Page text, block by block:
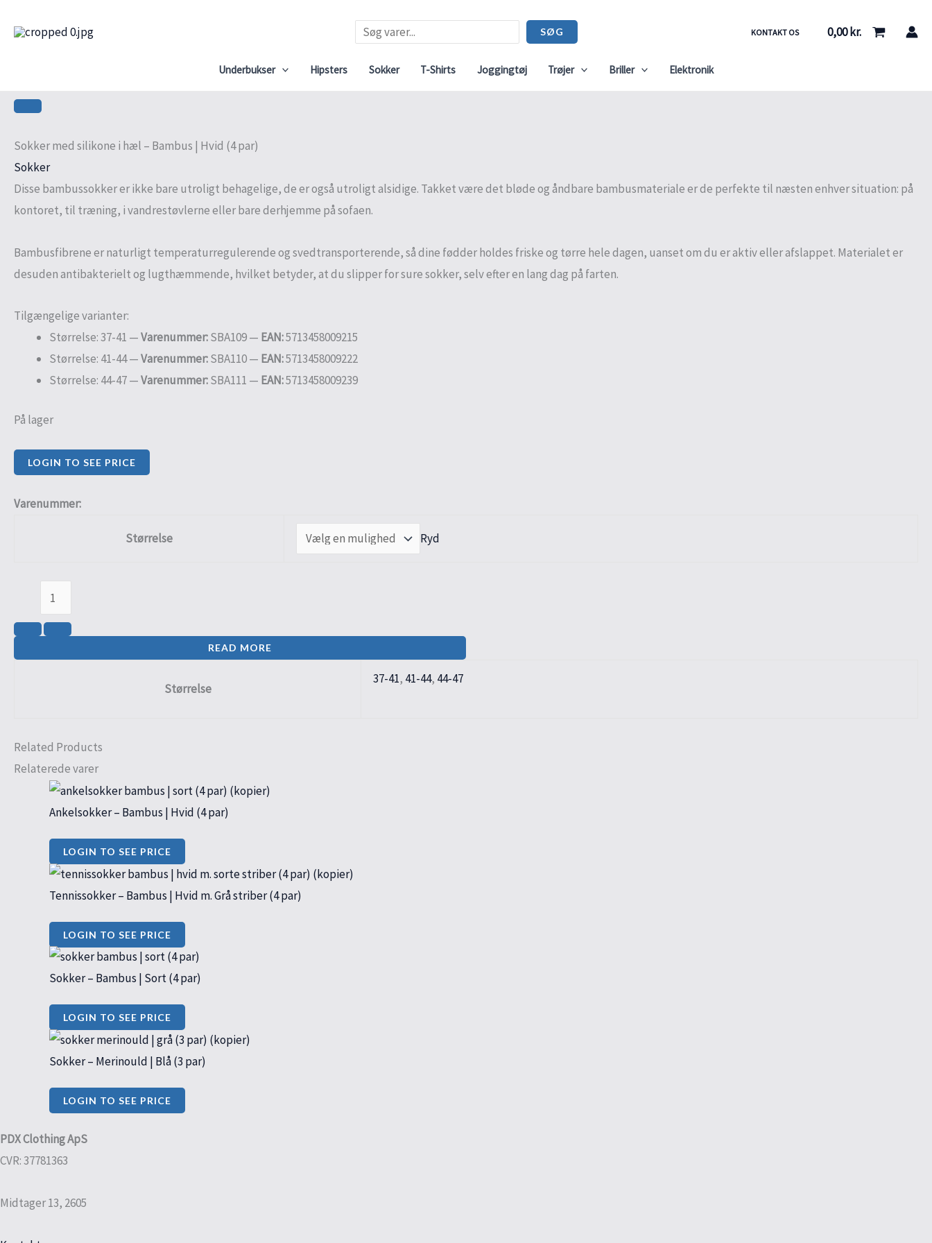
SØG KONTAKT OS 0,00kr.
Underbukser Hipsters Sokker T-Shirts Joggingtøj Trøjer Briller Elektronik
Sokker med silikone i hæl – Bambus | Hvid (4 par)
Sokker
Disse bambussokker er ikke bare utroligt behagelige, de er også utroligt alsidige. Takket være det bløde og åndbare bambusmateriale er de perfekte til næsten enhver situation: på
kontoret, til træning, i vandrestøvlerne eller bare derhjemme på sofaen.
Bambusfibrene er naturligt temperaturregulerende og svedtransporterende, så dine fødder holdes friske og tørre hele dagen, uanset om du er aktiv eller afslappet. Materialet er
desuden antibakterielt og lugthæmmende, hvilket betyder, at du slipper for sure sokker, selv efter en lang dag på farten.
Tilgængelige varianter:
Størrelse: 37-41 —Varenummer:SBA109 — EAN:5713458009215
Størrelse: 41-44 —Varenummer:SBA110 — EAN:5713458009222
Størrelse: 44-47 —Varenummer:SBA111 — EAN:5713458009239
På lager
LOGIN TO SEE PRICE
Varenummer:
Størrelse Ryd
med
hæl
-
Bambus
|
Hvid
(4
antal
READ MORE
Størrelse
37-41, 41-44, 44-47
Related Products
Relaterede varer
Ankelsokker – Bambus | Hvid (4 par)
LOGIN TO SEE PRICE
Tennissokker – Bambus | Hvid m. Grå striber (4 par)
LOGIN TO SEE PRICE
Sokker – Bambus | Sort (4 par)
LOGIN TO SEE PRICE
Sokker – Merinould | Blå (3 par)
LOGIN TO SEE PRICE
PDX Clothing ApS
CVR: 37781363
Midtager 13, 2605